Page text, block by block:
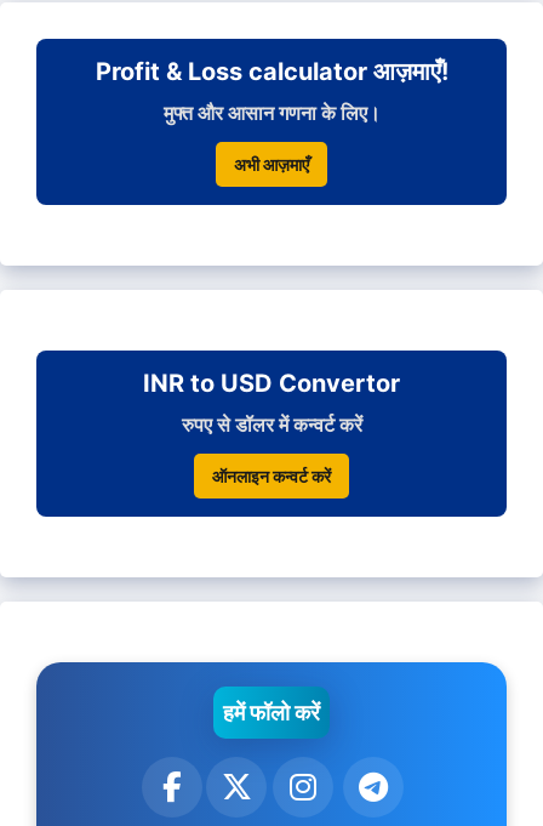
Profit & Loss calculator आज़माएँ!
मुफ्त और आसान गणना के लिए।
अभी आज़माएँ
INR to USD Convertor
रुपए से डॉलर में कन्वर्ट करें
ऑनलाइन कन्वर्ट करें
हमें फॉलो करें